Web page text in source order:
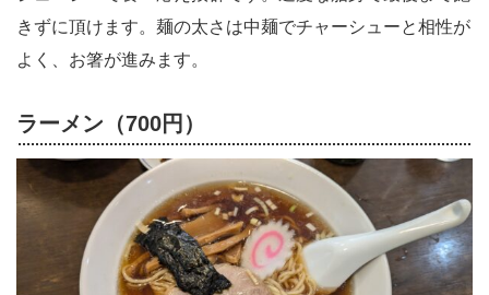
きずに頂けます。麺の太さは中麺でチャーシューと相性が
よく、お箸が進みます。
ラーメン（700円）